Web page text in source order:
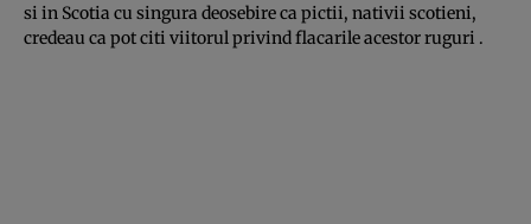
si in Scotia cu singura deosebire ca pictii, nativii scotieni,
credeau ca pot citi viitorul privind flacarile acestor ruguri .